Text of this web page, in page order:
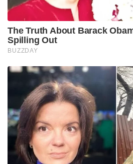
The Truth About Barack
Spilling Out
BUZZDAY